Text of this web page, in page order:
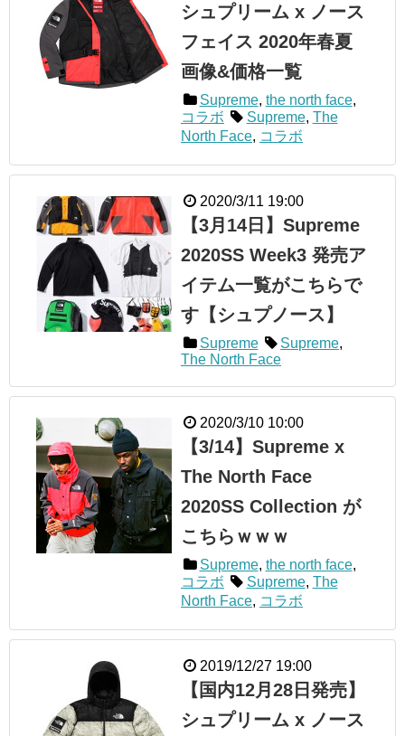
シュプリーム x ノース
フェイス 2020年春夏
画像&価格一覧
Supreme, the north face,
コラボ
Supreme, The
North Face, コラボ
2020/3/11 19:00
【3月14日】Supreme
2020SS Week3 発売ア
イテム一覧がこちらで
す【シュプノース】
Supreme Supreme,
The North Face
2020/3/10 10:00
【3/14】Supreme x
The North Face
2020SS Collection が
こちらｗｗｗ
Supreme, the north face,
コラボ
Supreme, The
North Face, コラボ
2019/12/27 19:00
【国内12月28日発売】
シュプリーム x ノース